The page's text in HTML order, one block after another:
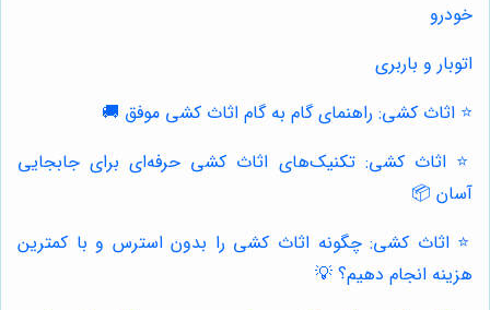
خودرو
اتوبار و باربری
⭐️ اثاث کشی: راهنمای گام به گام اثاث کشی موفق 🚚
⭐️ اثاث کشی: تکنیک‌های اثاث کشی حرفه‌ای برای جابجایی
آسان 📦
⭐️ اثاث کشی: چگونه اثاث کشی را بدون استرس و با کمترین
هزینه انجام دهیم؟ 💡